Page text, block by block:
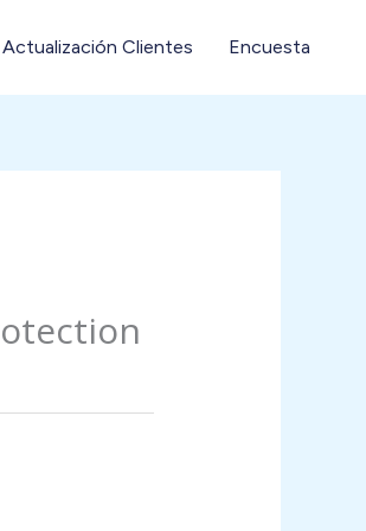
Actualización Clientes Encuesta